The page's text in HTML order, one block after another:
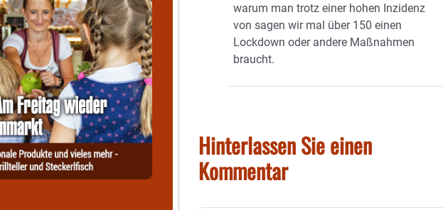
warum man trotz einer hohen Inzidenz
von sagen wir mal über 150 einen
Lockdown oder andere Maßnahmen
braucht.
Hinterlassen Sie einen
Kommentar